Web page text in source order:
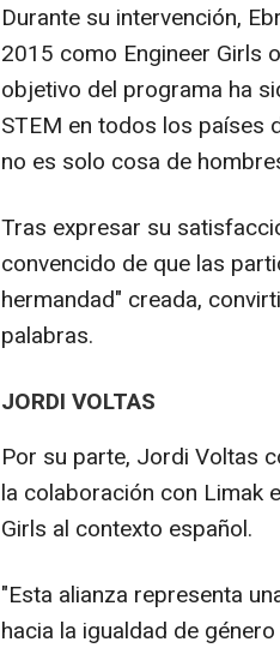
Durante su intervención,
2015 como Engineer Girls
objetivo del programa ha
STEM en todos los países
no es solo cosa de
Tras expresar su
convencido de que las
hermandad" creada,
palabras.
JORDI VOLTAS
Por su parte, Jordi Voltas
la colaboración con Limak
Girls al contexto español.
"Esta alianza representa
hacia la igualdad de